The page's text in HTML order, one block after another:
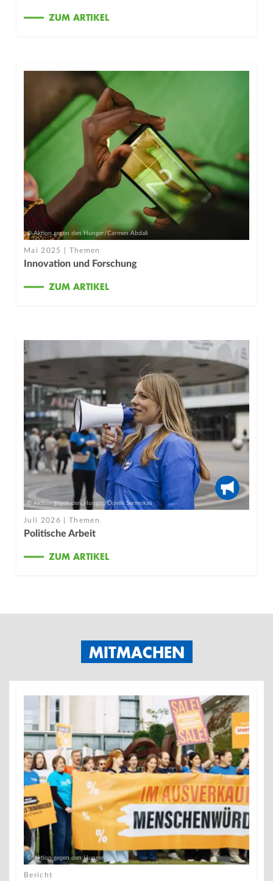
ZUM ARTIKEL
© Aktion gegen den Hunger/Carmen Abdali
Mai 2025 | Themen
Innovation und Forschung
ZUM ARTIKEL
© Aktion gegen den Hunger/Dovile Sermokas
Juli 2026 | Themen
Politische Arbeit
ZUM ARTIKEL
MITMACHEN
© Aktion gegen den Hunger
Bericht